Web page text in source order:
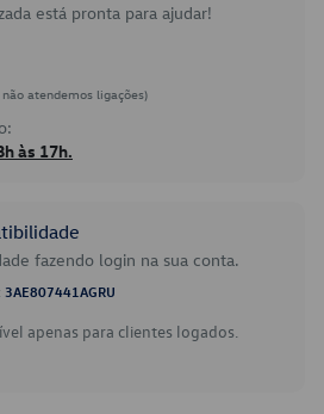
está pronta para ajudar!
atendemos ligações)
às 17h.
fazendo login na sua conta.
3AE807441AGRU
apenas para clientes logados.